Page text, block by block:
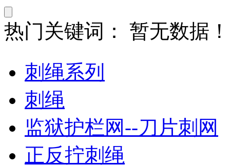
热门关键词：
暂无数据！
刺绳系列
刺绳
监狱护栏网--刀片刺网
正反拧刺绳